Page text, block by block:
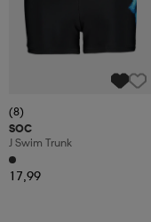
(8)
SOC
J Swim Trunk
17,99